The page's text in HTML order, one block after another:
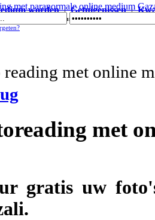
worden|Getuigenissen|
paranormale online medium Gazali
met
gratis uw